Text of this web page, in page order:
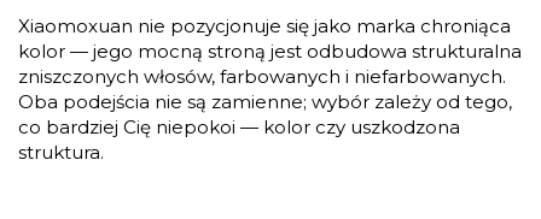
Xiaomoxuan nie pozycjonuje się jako marka chroniąca
kolor — jego mocną stroną jest odbudowa strukturalna
zniszczonych włosów, farbowanych i niefarbowanych.
Oba podejścia nie są zamienne; wybór zależy od tego,
co bardziej Cię niepokoi — kolor czy uszkodzona
struktura.